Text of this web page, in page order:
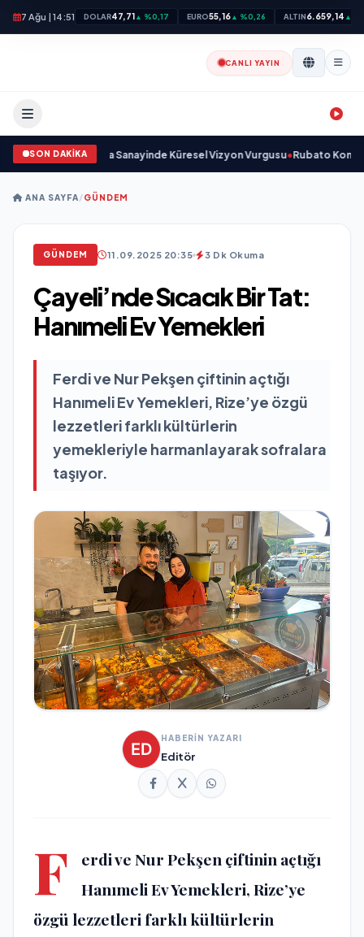
7 Ağu | 14:51 DOLAR47,71▲ %0,17 EURO55,16▲ %0,26 ALTIN6.659,14 ▲
CANLI YAYIN
SON DAKİKA
ve Savunma Sanayinde Küresel Vizyon Vurgusu•Rubato Konser Serisi
ANA SAYFA/GÜNDEM
GÜNDEM 11.09.2025 20:35 3 Dk Okuma
Çayeli’nde Sıcacık Bir Tat:
Hanımeli Ev Yemekleri
Ferdi ve Nur Pekşen çiftinin açtığı
Hanımeli Ev Yemekleri, Rize’ye özgü
lezzetleri farklı kültürlerin
yemekleriyle harmanlayarak sofralara
taşıyor.
HABERİN YAZARI
Editör
F
erdi ve Nur Pekşen çiftinin açtığı
Hanımeli Ev Yemekleri, Rize’ye
özgü lezzetleri farklı kültürlerin